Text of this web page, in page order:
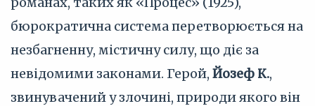
бюрократична система перетворюється на
незбагненну, містичну силу, що діє за
невідомими законами. Герой, Йозеф К.,
звинувачений у злочині, природи якого він